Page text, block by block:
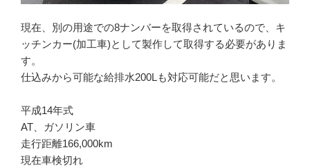
現在、別の用途での8ナンバーを取得されているので、キ
ッチンカー(加工車)として製作して取得する必要がありま
す。
仕込みから可能な給排水200Lも対応可能だと思います。
平成14年式
AT、ガソリン車
走行距離166,000km
現在車検切れ